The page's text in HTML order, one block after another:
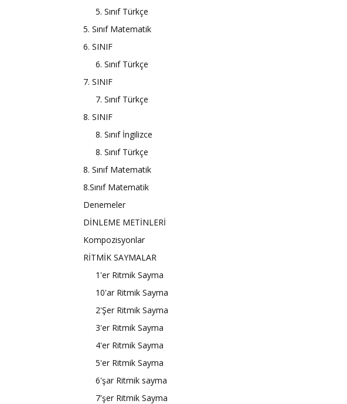
5. Sınıf Türkçe
5. Sınıf Matematik
6. SINIF
6. Sınıf Türkçe
7. SINIF
7. Sınıf Türkçe
8. SINIF
8. Sınıf İngilizce
8. Sınıf Türkçe
8. Sınıf Matematik
8.Sınıf Matematik
Denemeler
DİNLEME METİNLERİ
Kompozisyonlar
RİTMİK SAYMALAR
1'er Ritmik Sayma
10'ar Ritmik Sayma
2'Şer Ritmik Sayma
3'er Ritmik Sayma
4'er Ritmik Sayma
5'er Ritmik Sayma
6'şar Ritmik sayma
7'şer Ritmik Sayma